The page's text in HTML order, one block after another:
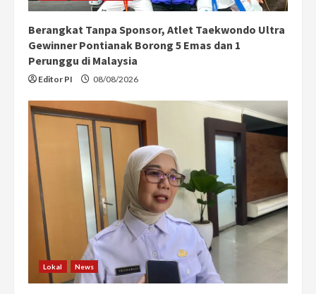
Berangkat Tanpa Sponsor, Atlet Taekwondo Ultra
Gewinner Pontianak Borong 5 Emas dan 1
Perunggu di Malaysia
Editor PI 08/08/2026
Lokal News